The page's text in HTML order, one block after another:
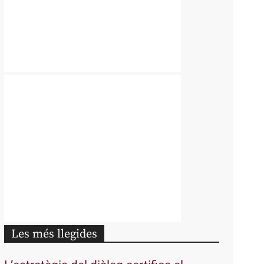
Les més llegides